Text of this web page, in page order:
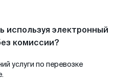
используя электронный
комиссии?
услуги по перевозке